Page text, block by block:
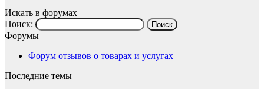
Искать в форумах
Поиск:
Форумы
Форум отзывов о товарах и услугах
Последние темы